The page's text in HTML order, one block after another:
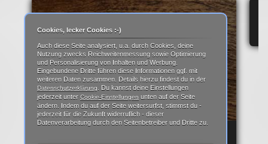
Cookies, lecker Cookies :-)
Auch diese Seite analysiert, u.a. durch Cookies, deine
Nutzung zwecks Reichweitenmessung sowie Optimierung
und Personalisierung von Inhalten und Werbung.
Eingebundene Dritte führen diese Informationen ggf. mit
weiteren Daten zusammen. Details hierzu findest du in der
Datenschutzerklärung
. Du kannst deine Einstellungen
jederzeit unter Cookie-Einstellungen unten auf der Seite
ändern. Indem du auf der Seite weitersurfst, stimmst du -
jederzeit für die Zukunft widerruflich - dieser
Datenverarbeitung durch den Seitenbetreiber und Dritte zu.